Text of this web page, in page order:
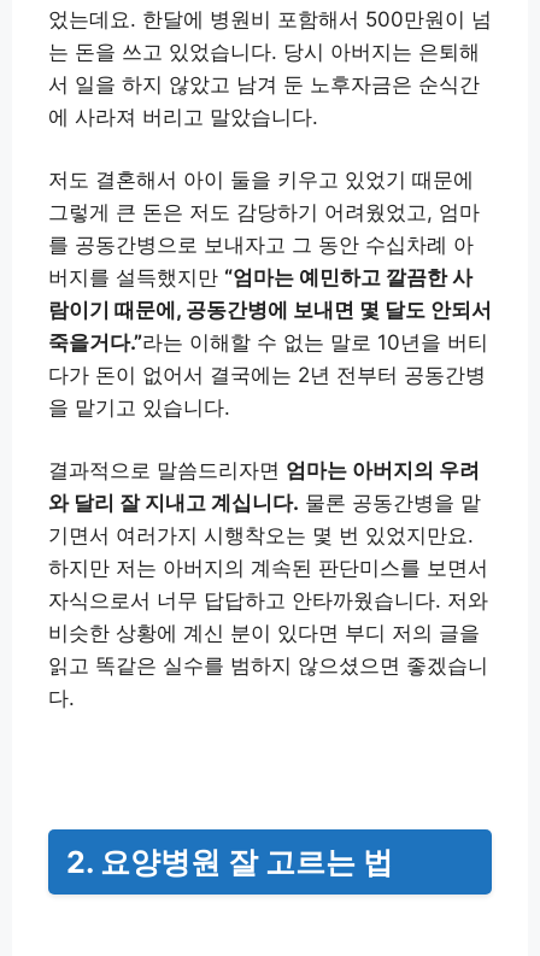
었는데요. 한달에 병원비 포함해서 500만원이 넘
는 돈을 쓰고 있었습니다. 당시 아버지는 은퇴해
서 일을 하지 않았고 남겨 둔 노후자금은 순식간
에 사라져 버리고 말았습니다.
저도 결혼해서 아이 둘을 키우고 있었기 때문에
그렇게 큰 돈은 저도 감당하기 어려웠었고, 엄마
를 공동간병으로 보내자고 그 동안 수십차례 아
버지를 설득했지만 “엄마는 예민하고 깔끔한 사
람이기 때문에, 공동간병에 보내면 몇 달도 안되서
죽을거다.”라는 이해할 수 없는 말로 10년을 버티
다가 돈이 없어서 결국에는 2년 전부터 공동간병
을 맡기고 있습니다.
결과적으로 말씀드리자면 엄마는 아버지의 우려
와 달리 잘 지내고 계십니다. 물론 공동간병을 맡
기면서 여러가지 시행착오는 몇 번 있었지만요.
하지만 저는 아버지의 계속된 판단미스를 보면서
자식으로서 너무 답답하고 안타까웠습니다. 저와
비슷한 상황에 계신 분이 있다면 부디 저의 글을
읽고 똑같은 실수를 범하지 않으셨으면 좋겠습니
다.
2. 요양병원 잘 고르는 법